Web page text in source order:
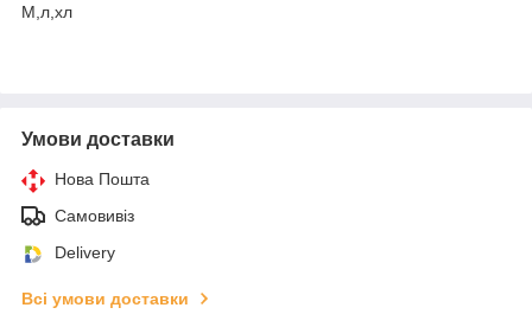
М,л,хл
Умови доставки
Нова Пошта
Самовивіз
Delivery
Всі умови доставки